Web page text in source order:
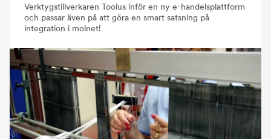
Verktygstillverkaren Toolus inför en ny e-handelsplattform
och passar även på att göra en smart satsning på
integration i molnet!